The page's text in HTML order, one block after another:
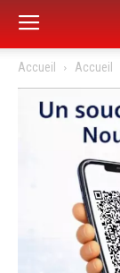
Accueil Accueil